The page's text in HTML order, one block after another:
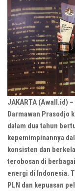
JAKARTA (Awall.id)
Darmawan Prasodjo
dalam dua tahun
kepemimpinannya
konsisten dan
terobosan di
energi di Indonesia.
PLN dan kepuasan